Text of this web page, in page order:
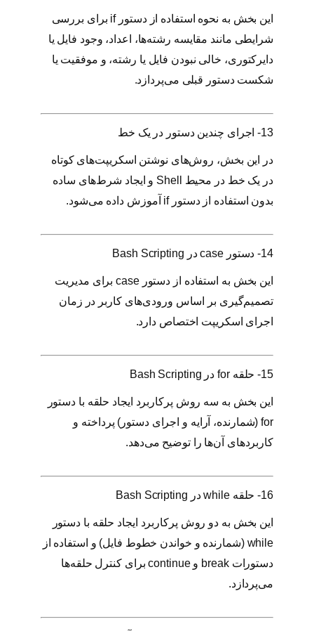
این بخش به نحوه استفاده از دستور if برای بررسی
شرایطی مانند مقایسه رشته‌ها، اعداد، وجود فایل یا
دایرکتوری، خالی نبودن فایل یا رشته، و موفقیت یا
شکست دستور قبلی می‌پردازد.
13- اجرای چندین دستور در یک خط
در این بخش، روش‌های نوشتن اسکریپت‌های کوتاه
در یک خط در محیط Shell و ایجاد شرط‌های ساده
بدون استفاده از دستور if آموزش داده می‌شود.
14- دستور case در Bash Scripting
این بخش به استفاده از دستور case برای مدیریت
تصمیم‌گیری بر اساس ورودی‌های کاربر در زمان
اجرای اسکریپت اختصاص دارد.
15- حلقه for در Bash Scripting
این بخش به سه روش پرکاربرد ایجاد حلقه با دستور
for (شمارنده، آرایه و اجرای دستور) پرداخته و
کاربردهای آن‌ها را توضیح می‌دهد.
16- حلقه while در Bash Scripting
این بخش به دو روش پرکاربرد ایجاد حلقه با دستور
while (شمارنده و خواندن خطوط فایل) و استفاده از
دستورات break و continue برای کنترل حلقه‌ها
می‌پردازد.